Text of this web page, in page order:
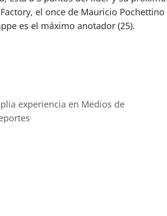
el once de Mauricio Pochettino
es el máximo anotador (25).
experiencia en Medios de